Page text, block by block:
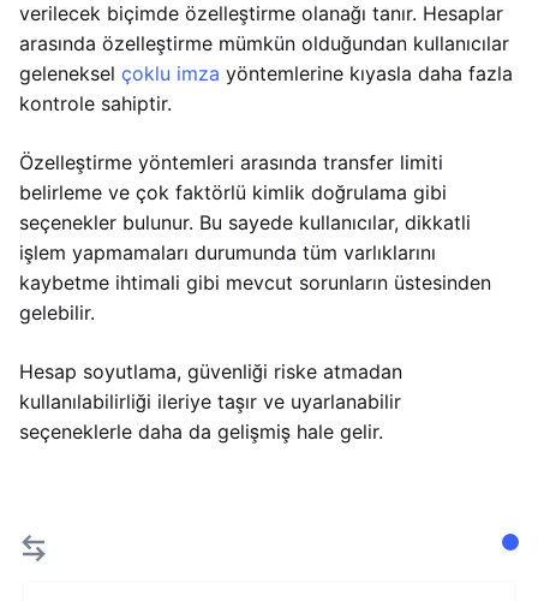
verilecek biçimde özelleştirme olanağı tanır. Hesaplar
arasında özelleştirme mümkün olduğundan kullanıcılar
geleneksel çoklu imza yöntemlerine kıyasla daha fazla
kontrole sahiptir.
Özelleştirme yöntemleri arasında transfer limiti
belirleme ve çok faktörlü kimlik doğrulama gibi
seçenekler bulunur. Bu sayede kullanıcılar, dikkatli
işlem yapmamaları durumunda tüm varlıklarını
kaybetme ihtimali gibi mevcut sorunların üstesinden
gelebilir.
Hesap soyutlama, güvenliği riske atmadan
kullanılabilirliği ileriye taşır ve uyarlanabilir
seçeneklerle daha da gelişmiş hale gelir.